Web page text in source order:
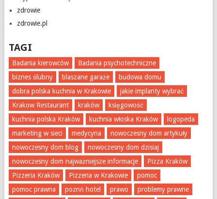
zdrowie
zdrowie.pl
TAGI
Badania kierowców
Badania psychotechniczne
biznes ślubny
blaszane garaże
budowa domu
dobra polska kuchnia w Krakowie
jakie implanty wybrać
Krakow Restaurant
kraków
księgowość
kuchnia polska Kraków
kuchnia włoska Kraków
logopeda
marketing w sieci
medycyna
nowoczesny dom artykuły
nowoczesny dom blog
nowoczesny dom dzisiaj
nowoczesny dom najważniejsze informacje
Pizza Kraków
Pizzeria Kraków
Pizzeria w Krakowie
pomoc
pomoc prawna
poznń hotel prawo
problemy prawne